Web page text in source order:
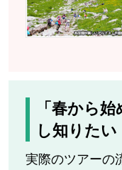
「春から
し知りたい
実際のツアーの